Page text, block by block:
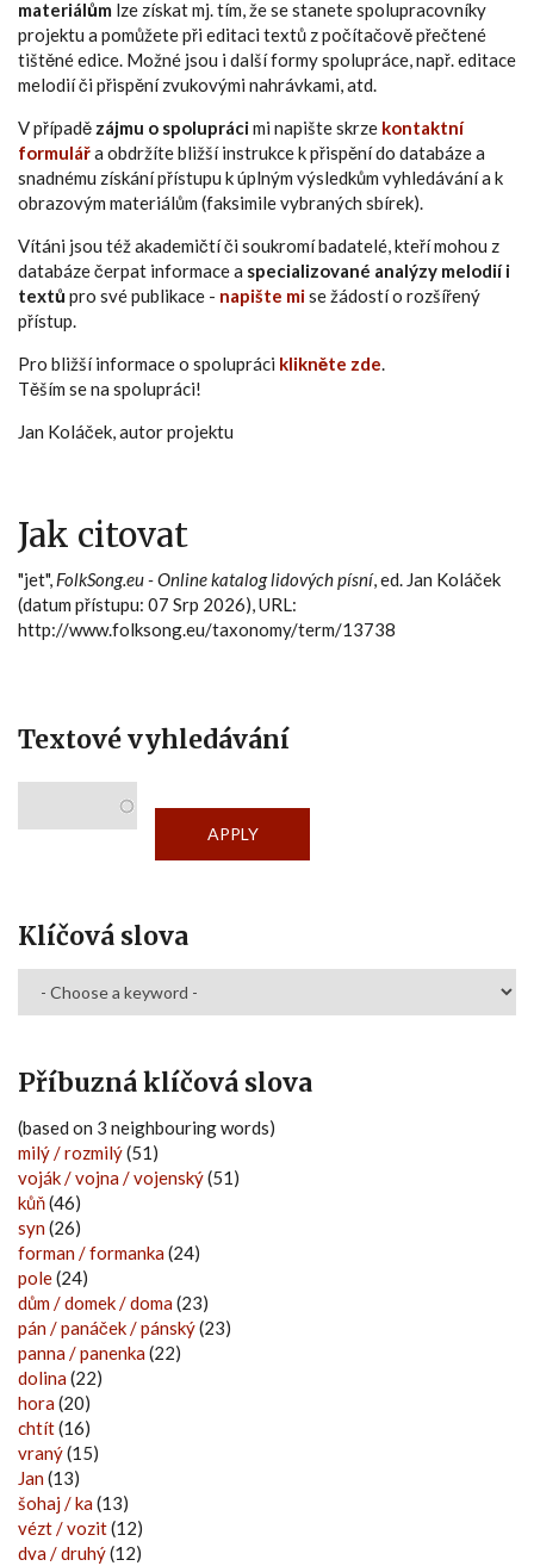
materiálům lze získat mj. tím, že se stanete spolupracovníky
projektu a pomůžete při editaci textů z počítačově přečtené
tištěné edice. Možné jsou i další formy spolupráce, např. editace
melodií či přispění zvukovými nahrávkami, atd.
V případě zájmu o spoluprácimi napište skrze kontaktní
formulářa obdržíte bližší instrukce k přispění do databáze a
snadnému získání přístupu k úplným výsledkům vyhledávání a k
obrazovým materiálům (faksimile vybraných sbírek).
Vítáni jsou též akademičtí či soukromí badatelé, kteří mohou z
databáze čerpat informace a specializované analýzy melodií i
textůpro své publikace - napište mise žádostí o rozšířený
přístup.
Pro bližší informace o spolupráci klikněte zde.
Těším se na spolupráci!
Jan Koláček, autor projektu
Jak citovat
"jet", FolkSong.eu - Online katalog lidových písní, ed. Jan Koláček
(datum přístupu: 07 Srp 2026), URL:
http://www.folksong.eu/taxonomy/term/13738
Textové vyhledávání
Klíčová slova
Příbuzná klíčová slova
(based on 3 neighbouring words)
milý / rozmilý(51)
voják / vojna / vojenský(51)
kůň(46)
syn(26)
forman / formanka(24)
pole(24)
dům / domek / doma(23)
pán / panáček / pánský(23)
panna / panenka(22)
dolina(22)
hora(20)
chtít(16)
vraný(15)
Jan(13)
šohaj / ka(13)
vézt / vozit(12)
dva / druhý(12)